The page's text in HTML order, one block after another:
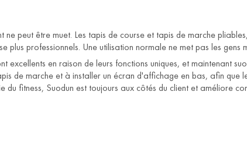
peut être muet. Les tapis de course et tapis de marche
plus professionnels. Une utilisation normale ne met pas les gens
excellents en raison de leurs fonctions uniques, et maintenant
de marche et à installer un écran d'affichage en bas, afin que
du fitness, Suodun est toujours aux côtés du client et améliore